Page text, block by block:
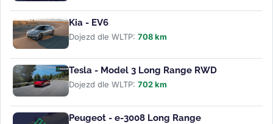
Kia - EV6
Dojezd dle WLTP: 708 km
Tesla - Model 3 Long Range RWD
Dojezd dle WLTP: 702 km
Peugeot - e-3008 Long Range